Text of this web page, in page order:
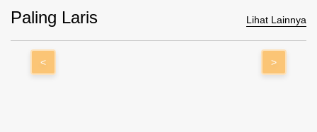
Paling Laris Lihat Lainnya
< >